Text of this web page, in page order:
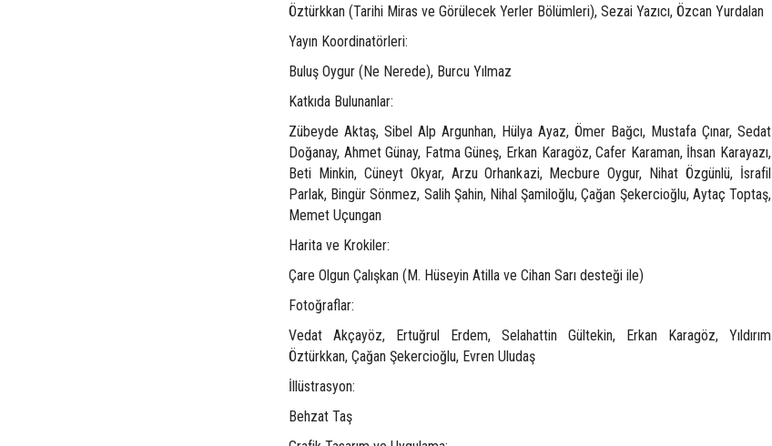
Öztürkkan (Tarihi Miras ve Görülecek Yerler Bölümleri), Sezai Yazıcı, Özcan Yurdalan
Yayın Koordinatörleri:
Buluş Oygur (Ne Nerede), Burcu Yılmaz
Katkıda Bulunanlar:
Zübeyde Aktaş, Sibel Alp Argunhan, Hülya Ayaz, Ömer Bağcı, Mustafa Çınar, Sedat
Doğanay, Ahmet Günay, Fatma Güneş, Erkan Karagöz, Cafer Karaman, İhsan Karayazı,
Beti Minkin, Cüneyt Okyar, Arzu Orhankazi, Mecbure Oygur, Nihat Özgünlü, İsrafil
Parlak, Bingür Sönmez, Salih Şahin, Nihal Şamiloğlu, Çağan Şekercioğlu, Aytaç Toptaş,
Memet Uçungan
Harita ve Krokiler:
Çare Olgun Çalışkan (M. Hüseyin Atilla ve Cihan Sarı desteği ile)
Fotoğraflar:
Vedat Akçayöz, Ertuğrul Erdem, Selahattin Gültekin, Erkan Karagöz, Yıldırım
Öztürkkan, Çağan Şekercioğlu, Evren Uludaş
İllüstrasyon:
Behzat Taş